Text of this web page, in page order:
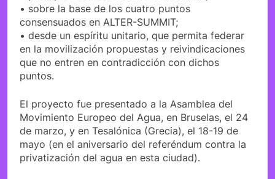
• sobre la base de los cuatro puntos
consensuados en ALTER-SUMMIT;
• desde un espíritu unitario, que permita federar
en la movilización propuestas y reivindicaciones
que no entren en contradicción con dichos
puntos.
El proyecto fue presentado a la Asamblea del
Movimiento Europeo del Agua, en Bruselas, el 24
de marzo, y en Tesalónica (Grecia), el 18-19 de
mayo (en el aniversario del referéndum contra la
privatización del agua en esta ciudad).